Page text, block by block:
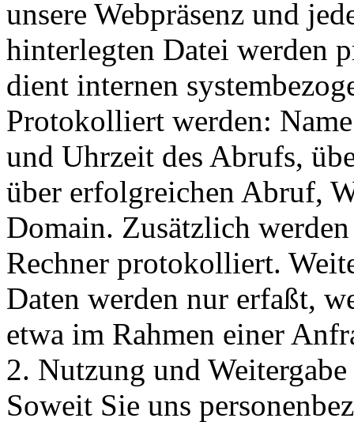
unsere Webpräsenz und
hinterlegten Datei werden
dient internen
Protokolliert werden:
und Uhrzeit des Abrufs,
über erfolgreichen Abruf,
Domain. Zusätzlich
Rechner protokolliert.
Daten werden nur erfaßt,
etwa im Rahmen einer
2. Nutzung und
Soweit Sie uns